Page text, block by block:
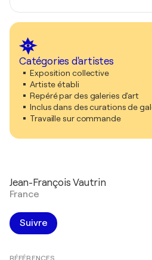
Catégories d'artistes
Exposition collective
Artiste établi
Repéré par des galeries d'art
Inclus dans des curations de
Travaille sur commande
Jean-François Vautrin
France
Suivre
RÉFÉRENCES